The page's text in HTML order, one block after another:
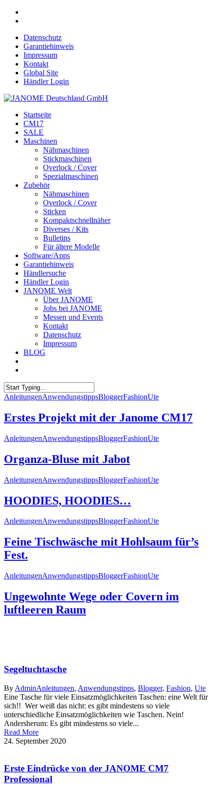
Datenschutz
Garantiehinweis
Impressum
Kontakt
Global Site
Händler Login
Startseite
CM17
SALE
Maschinen
Nähmaschinen
Stickmaschinen
Overlock / Cover
Spezialmaschinen
Zubehör
Nähmaschinen
Overlock / Cover
Sticken
Kompaktschnellnäher
Diverses / Kits
Bulletins
Für ältere Modelle
Software/Apps
Garantiehinweis
Händlersuche
Händler Login
JANOME Welt
Über JANOME
Jobs bei JANOME
Messen und Events
Kontakt
Datenschutz
Impressum
BLOG
AnleitungenAnwendungstippsBloggerFashionUte
Erstes Projekt mit der Janome CM17
AnleitungenAnwendungstippsBloggerFashionUte
Organza-Bluse mit Jabot
AnleitungenAnwendungstippsBloggerFashionUte
HOODIES, HOODIES…
AnleitungenAnwendungstippsBloggerFashionUte
Feine Tischwäsche mit Hohlsaum für’s
Fest.
AnleitungenAnwendungstippsBloggerFashionUte
Ungewohnte Wege oder Covern im
luftleeren Raum
Segeltuchtasche
By AdminAnleitungen, Anwendungstipps, Blogger, Fashion, Ute
Eine Tasche für viele Einsatzmöglichkeiten Taschen: eine Welt für
sich!! Wer weiß das nicht: es gibt mindestens so viele
unterschiedliche Einsatzmöglichkeiten wie Taschen. Nein!
Andersherum: Es gibt mindestens so viele...
Read More
24. September 2020
Erste Eindrücke von der JANOME CM7
Professional